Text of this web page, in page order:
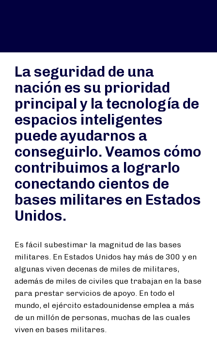
La seguridad de una
nación es su prioridad
principal y la tecnología de
espacios inteligentes
puede ayudarnos a
conseguirlo. Veamos cómo
contribuimos a lograrlo
conectando cientos de
bases militares en Estados
Unidos.
Es fácil subestimar la magnitud de las bases
militares. En Estados Unidos hay más de 300 y en
algunas viven decenas de miles de militares,
además de miles de civiles que trabajan en la base
para prestar servicios de apoyo. En todo el
mundo, el ejército estadounidense emplea a más
de un millón de personas, muchas de las cuales
viven en bases militares.